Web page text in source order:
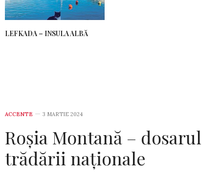
LEFKADA – INSULA ALBĂ
ACCENTE 3 MARTIE 2024
Roșia Montană – dosarul
trădării naționale